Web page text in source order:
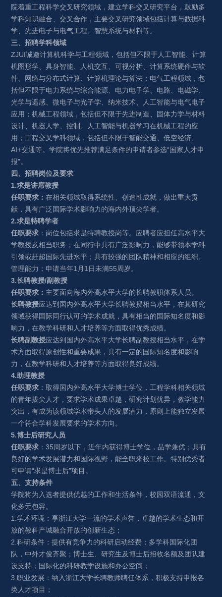
院着重工程科学交叉研究领域，建立学科交叉研究平台，鼓励多
学科知识融合、交叉合作，主要交叉研究领域包括计算与数据科
学、先进电子与电气工程、智慧系统与材料等。
三、招聘学科领域
ZJUI诚邀计算机科学与工程领域，包括但不限于人工智能、计算
机图形学、具身智能、人机交互、可视分析、计算系统硬件与软
件、网络与分布式计算、计算机理论与算法 ； 电气工程领域，包
括但不限于电力系统与综合能源、电力电子学、电路、电磁学、
光学与遥感、微电子与光子学、纳米技术、 人工智能与电气电子
应用；机械工程领域，包括但不限于先进制造、 固体力学与材料
设计、机器人学、控制 、 人工智能与机器学习在机械工程的应
用 ；工程交叉学科领域 ，包括但不限于智能交通、低空经济、
AI+交通等。学院将优先推荐满足条件的申请者参选“国家人才申
报”。
四、招聘岗位及要求
1.求是讲席教授
任职要求：在相关领域取得系统性、创造性成就，做出重大贡
献，具有广泛国际学术影响力的海内外顶尖学者。
2.求是特聘学者
任职要求 ：岗位包括求是特聘教授岗等。应聘者应担任高水平大
学教授及相当职务；在同行中具有广泛影响力，能够带领本学科
引领或赶超国际先进水平；具有较强的团队精神和相应的组织、
管理能力；申请当年1月1日未满55周岁。
3.长聘教授/副教授
任职要求： 主要面向海内外高水平大学的长聘教职体系人员。
长聘教授应达到国内外高水平大学长聘教授相当水平，在其研究
领域获得国际同行认可的学术成就，具有相当的国际知名度和影
响力，在教学科研和人才培养等方面取得优秀成绩。
长聘副教授应达到国内外高水平大学长聘副教授相当水平，在学
术方面取得原创性和重要成果，具有一定的国际知名度和影响
力，在教学科研和人才培养等方面取得良好成绩。
4.助理教授
任职要求 ：取得国内外高水平大学博士学位，工程学科相关领域
的青年拔尖人才，要求学术成果卓越，研究计划优异，教学能力
突出 ，有成为该领域学术带头人的发展潜力，原则上能独立发展
一个符合学科发展要求的学术方向。
5.博士后研究人员
任职要求 ：35周岁以下，近年内获得博士学位，品学兼优；具有
良好的学术发展潜力和国际视野，能全职来校工作。特别优秀者
可申请“求是博士后”项目。
五、支持条件
学院将为入选者提供优越的工作和生活条件，校园双语流通，文
化多元包容。
1.学术环境：享浙江大学一流的学术声誉，卓越的学术生态和开
放的教科产城融合开放的创新生态；
2.科研条件 ：提供有竞争力的科研启动经费；多学科国际化团
队，中外才俊齐聚；博士生、研究生及博士后招收名额及团队建
设支持；国际化的科研教学设施和办公空间；
3.职业发展 ：纳入浙江大学长聘教师聘任体系 ，积极支持申报各
类人才项目；